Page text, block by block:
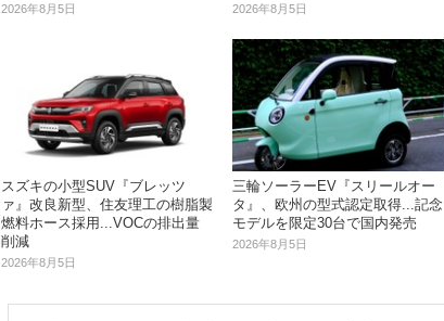
2026年8月5日 2026年8月5日
スズキの小型SUV『ブレッツ
ァ』改良新型、住友理工の樹脂製
燃料ホース採用...VOCの排出量
削減
2026年8月5日
三輪ソーラーEV『スリールオー
タ』、欧州の型式認定取得...記念
モデルを限定30台で国内発売
2026年8月5日